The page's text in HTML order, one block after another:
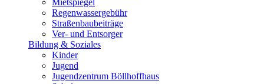
Mietspiegel
Regenwassergebühr
Straßenbaubeiträge
Ver- und Entsorger
Bildung & Soziales
Kinder
Jugend
Jugendzentrum Böllhoffhaus